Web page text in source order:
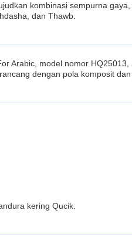
kombinasi sempurna
dan Thawb.
Arabic, model nomor
dengan pola komposit
kering Qucik.